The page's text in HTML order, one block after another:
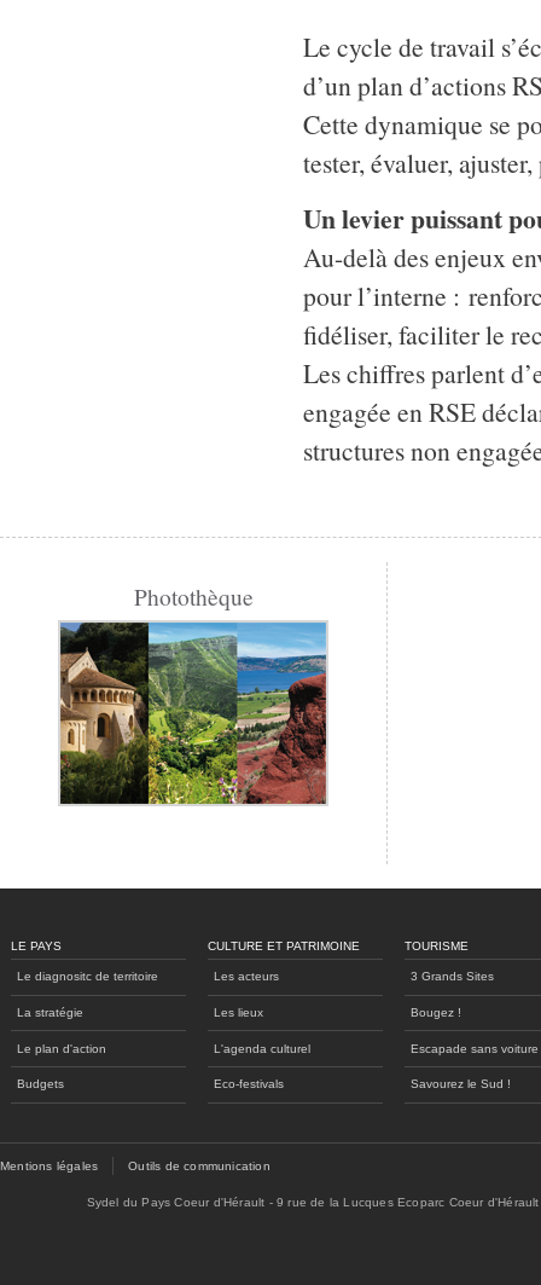
Le cycle de travail
d’un plan d’actions
Cette dynamique se
tester, évaluer, ajuster,
Un levier puissant
Au-delà des enjeux
pour l’interne :
fidéliser, faciliter le
Les chiffres parlent
engagée en RSE
structures non
Photothèque
LE PAYS
Le diagnositc de territoire
La stratégie
Le plan d'action
Budgets
CULTURE ET PATRIMOINE
Les acteurs
Les lieux
L'agenda culturel
Eco-festivals
TOURISME
3 Grands Sites
Bougez !
Escapade sans voiture
Savourez le Sud !
Mentions légales Outils de communication
Sydel du Pays Coeur d'Hérault - 9 rue de la Lucques Ecoparc Coeur